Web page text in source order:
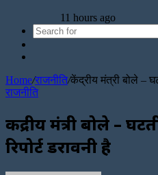
11 hours ago
Home/राजनीति/केंद्रीय मंत्री बोले –
राजनीति
केंद्रीय मंत्री बोले –
रिपोर्ट डरावनी है